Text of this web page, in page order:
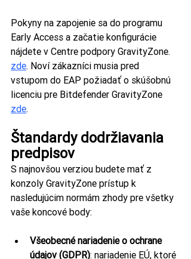
Pokyny na zapojenie sa do programu
Early Access a začatie konfigurácie
nájdete v Centre podpory GravityZone.
zde. Noví zákazníci musia pred
vstupom do EAP požiadať o skúšobnú
licenciu pre Bitdefender GravityZone
zde.
Štandardy dodržiavania
predpisov
S najnovšou verziou budete mať z
konzoly GravityZone prístup k
nasledujúcim normám zhody pre všetky
vaše koncové body:
Všeobecné nariadenie o ochrane
údajov (GDPR): nariadenie EÚ, ktoré